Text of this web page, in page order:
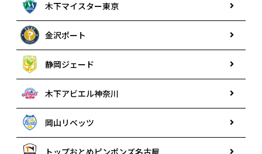
木下マイスター東京
金沢ポート
静岡ジェード
木下アビエル神奈川
岡山リベッツ
トップおとめピンポンズ名古屋